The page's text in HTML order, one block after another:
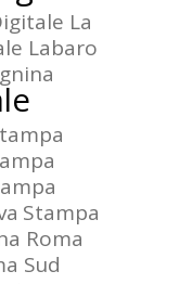
La
Labaro
Stampa
Roma
Sud